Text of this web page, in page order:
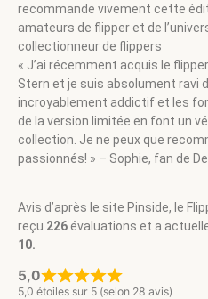
recommande vivement cette
amateurs de flipper et de
collectionneur de flippers
« J’ai récemment acquis le
Stern et je suis absolument ravi
incroyablement addictif et les
de la version limitée en font un
collection. Je ne peux que
passionnés! » – Sophie, fan de
Avis d’après le site Pinside, le
reçu 226 évaluations et a
10.
5,0
5,0 étoiles sur 5 (selon 28 avis)